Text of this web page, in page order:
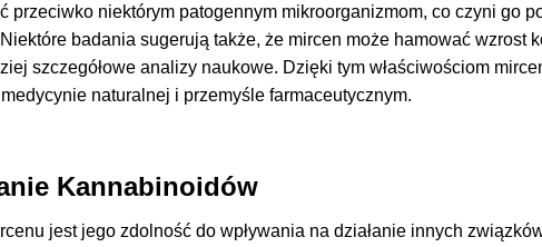
przeciwko niektórym patogennym mikroorganizmom, co czyni go
badania sugerują także, że mircen może hamować wzrost
szczegółowe analizy naukowe. Dzięki tym właściwościom
naturalnej i przemyśle farmaceutycznym.
Kannabinoidów
jest jego zdolność do wpływania na działanie innych